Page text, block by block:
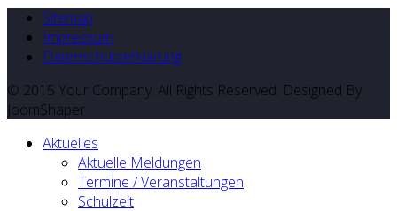
Sitemap
Impressum
Datenschutzerklärung
© 2015 Your Company. All Rights Reserved. Designed By
JoomShaper
Aktuelles
Aktuelle Meldungen
Termine / Veranstaltungen
Schulzeit